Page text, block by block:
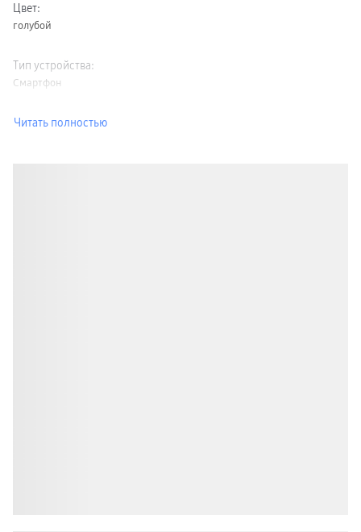
Цвет:
голубой
Тип устройства:
Смартфон
Читать полностью